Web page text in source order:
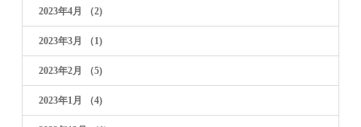
2023年4月 （2)
2023年3月 （1)
2023年2月 （5)
2023年1月 （4)